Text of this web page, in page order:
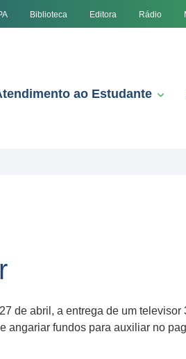
Biblioteca Editora Rádio
ao Estudante
de abril, a entrega de um televisor
fundos para auxiliar no